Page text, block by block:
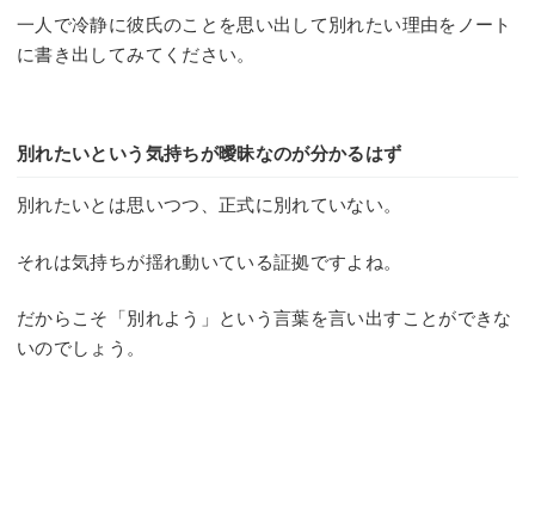
一人で冷静に彼氏のことを思い出して別れたい理由をノート
に書き出してみてください。
別れたいという気持ちが曖昧なのが分かるはず
別れたいとは思いつつ、正式に別れていない。
それは気持ちが揺れ動いている証拠ですよね。
だからこそ「別れよう」という言葉を言い出すことができな
いのでしょう。